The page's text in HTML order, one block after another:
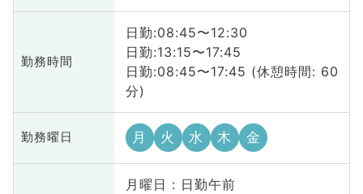
勤務時間
日勤:08:45〜12:30
日勤:13:15〜17:45
日勤:08:45〜17:45 (休憩時間: 60
分)
勤務曜日 月 火 水 木 金
月曜日 : 日勤午前